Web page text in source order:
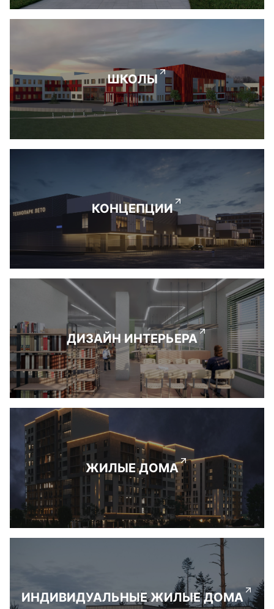
ШКОЛЫ
КОНЦЕПЦИИ
ДИЗАЙН ИНТЕРЬЕРА
ЖИЛЫЕ ДОМА
ИНДИВИДУАЛЬНЫЕ ЖИЛЫЕ ДОМА